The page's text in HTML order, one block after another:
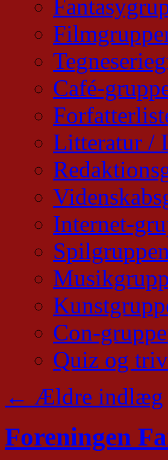
Café-
Litteratur /
Internet-
Spilgruppen
Con-
Quiz og
← Ældre indlæg
Foreningen